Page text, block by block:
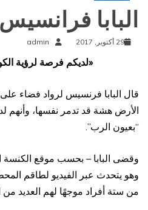
البابا
29 أكتوبر, 2017 admin
«لديكم فرصة لرؤية
قال البابا فرنسيس لرواد فضاء على
الأرض هشة قد تدمر نفسها، وأنهم
“بعيون الرب”.
وهو يتحدث عبر الفيديو لطاقم
من ستة أفراد موجهًا لهم العديد من